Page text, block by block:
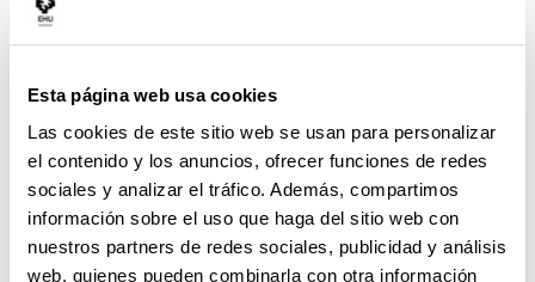
Esta página web usa cookies
Las cookies de este sitio web se usan para personalizar
el contenido y los anuncios, ofrecer funciones de redes
sociales y analizar el tráfico. Además, compartimos
información sobre el uso que haga del sitio web con
nuestros partners de redes sociales, publicidad y análisis
web, quienes pueden combinarla con otra información
2.000 €
Universidad del País Vasco/Euskal Herriko
Unibertsitatea: Escuela de Ingeniería de Bilbao
CONTACTO
Responsable del Máster :
MAZON SAINZ-MAZA, ANGEL JAVIER
javier.mazon@ehu.eus